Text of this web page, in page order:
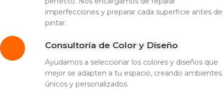
imperfecciones y preparar cada superficie antes de
pintar.
Consultoría de Color y Diseño
Ayudamos a seleccionar los colores y diseños que
mejor se adapten a tu espacio, creando ambientes
únicos y personalizados.